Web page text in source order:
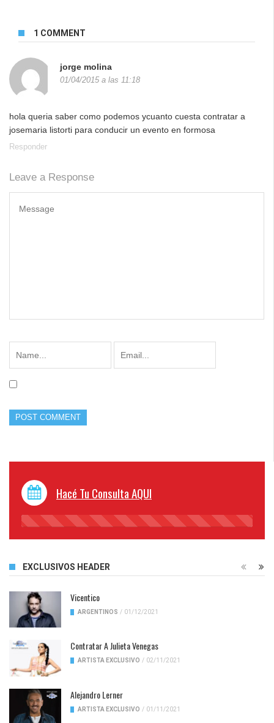
1 COMMENT
jorge molina
01/04/2015 a las 11:18
hola queria saber como podemos ycuanto cuesta contratar a
josemaria listorti para conducir un evento en formosa
Responder
Leave a Response
Hacé Tu Consulta AQUI
45%
EXCLUSIVOS HEADER
Vicentico
ARGENTINOS / 01/12/2021
Contratar A Julieta Venegas
ARTISTA EXCLUSIVO / 02/11/2021
Alejandro Lerner
ARTISTA EXCLUSIVO / 01/11/2021